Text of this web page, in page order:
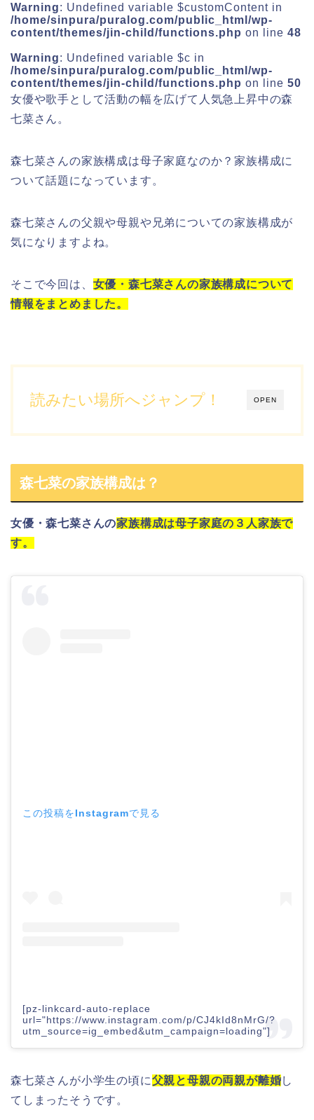
Warning: Undefined variable $customContent in
/home/sinpura/puralog.com/public_html/wp-
content/themes/jin-child/functions.php on line 48
Warning: Undefined variable $c in
/home/sinpura/puralog.com/public_html/wp-
content/themes/jin-child/functions.php on line 50
女優や歌手として活動の幅を広げて人気急上昇中の森
七菜さん 。
森七菜さんの家族構成は母子家庭なのか？家族構成に
ついて話題になっています。
森七菜さんの父親や母親や 兄弟についての家族構成が
気になりますよね。
そこで今回は、 女優・森七菜さんの家族構成について
情報をまとめました。
OPEN
読みたい場所へジャンプ！
森七菜の家族構成は？
女優・森七菜さんの家族構成は母子家庭の３人家族で
す。
この投稿をInstagramで見る
[pz-linkcard-auto-replace
url="https://www.instagram.com/p/CJ4kId8nMrG/?
utm_source=ig_embed&utm_campaign=loading"]
森七菜さんが小学生の頃に父親と母親の両親が離婚し
てしまったそうです。